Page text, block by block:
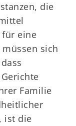
die
für eine
sich
Familie
ist die